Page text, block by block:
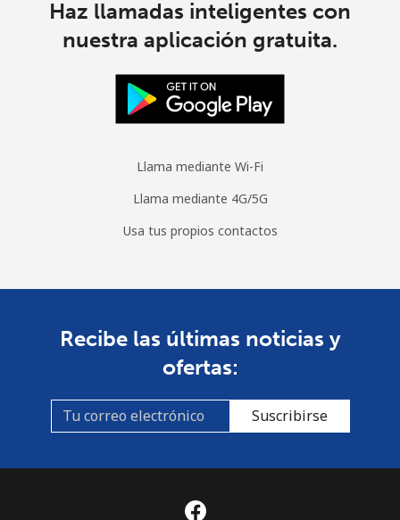
Haz llamadas inteligentes con
nuestra aplicación gratuita.
Llama mediante Wi-Fi
Llama mediante 4G/5G
Usa tus propios contactos
Recibe las últimas noticias y
ofertas:
Suscribirse